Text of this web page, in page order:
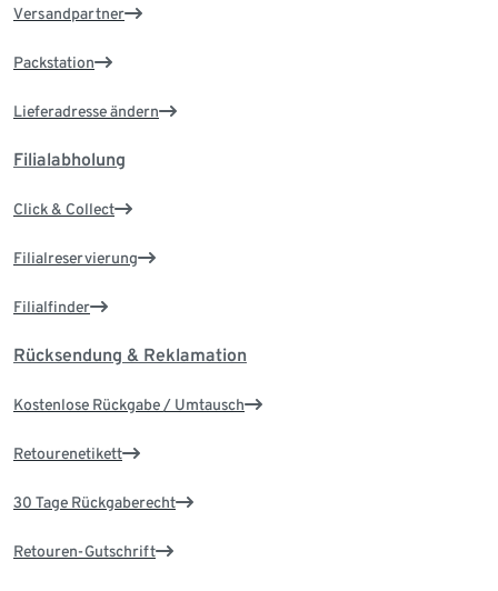
Versandpartner
Packstation
Lieferadresse ändern
Filialabholung
Click & Collect
Filialreservierung
Filialfinder
Rücksendung & Reklamation
Kostenlose Rückgabe / Umtausch
Retourenetikett
30 Tage Rückgaberecht
Retouren-Gutschrift